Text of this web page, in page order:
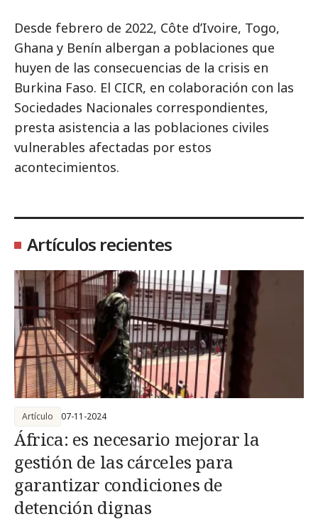
Desde febrero de 2022, Côte d’Ivoire, Togo,
Ghana y Benín albergan a poblaciones que
huyen de las consecuencias de la crisis en
Burkina Faso. El CICR, en colaboración con las
Sociedades Nacionales correspondientes,
presta asistencia a las poblaciones civiles
vulnerables afectadas por estos
acontecimientos.
Artículos recientes
África: es necesario mejorar la
gestión de las cárceles para
garantizar condiciones de
detención dignas
Artículo 07-11-2024